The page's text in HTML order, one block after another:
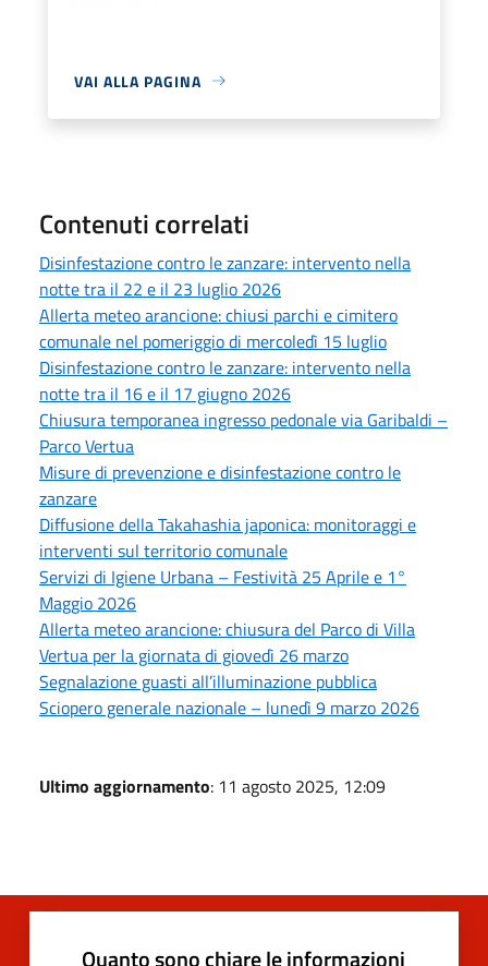
VAI ALLA PAGINA
Contenuti correlati
Disinfestazione contro le zanzare: intervento nella
notte tra il 22 e il 23 luglio 2026
Allerta meteo arancione: chiusi parchi e cimitero
comunale nel pomeriggio di mercoledì 15 luglio
Disinfestazione contro le zanzare: intervento nella
notte tra il 16 e il 17 giugno 2026
Chiusura temporanea ingresso pedonale via Garibaldi –
Parco Vertua
Misure di prevenzione e disinfestazione contro le
zanzare
Diffusione della Takahashia japonica: monitoraggi e
interventi sul territorio comunale
Servizi di Igiene Urbana – Festività 25 Aprile e 1°
Maggio 2026
Allerta meteo arancione: chiusura del Parco di Villa
Vertua per la giornata di giovedì 26 marzo
Segnalazione guasti all’illuminazione pubblica
Sciopero generale nazionale – lunedì 9 marzo 2026
Ultimo aggiornamento: 11 agosto 2025, 12:09
Quanto sono chiare le informazioni